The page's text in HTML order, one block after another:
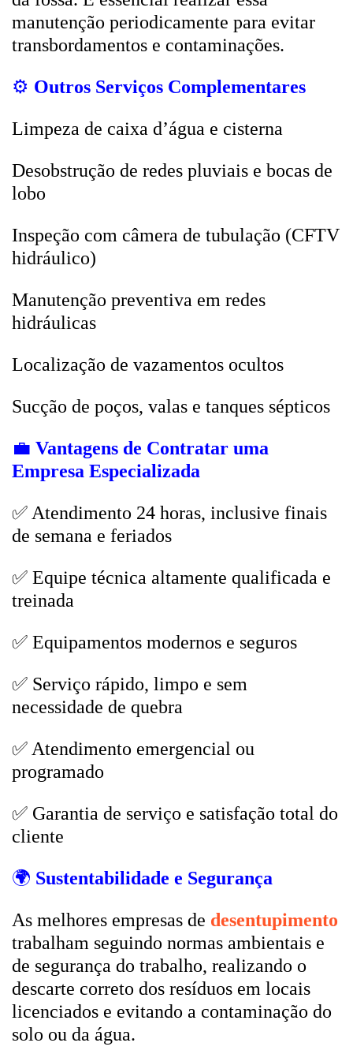
manutenção periodicamente para evitar
transbordamentos e contaminações.
⚙️ Outros Serviços Complementares
Limpeza de caixa d’água e cisterna
Desobstrução de redes pluviais e bocas de
lobo
Inspeção com câmera de tubulação (CFTV
hidráulico)
Manutenção preventiva em redes
hidráulicas
Localização de vazamentos ocultos
Sucção de poços, valas e tanques sépticos
💼 Vantagens de Contratar uma
Empresa Especializada
✅ Atendimento 24 horas, inclusive finais
de semana e feriados
✅ Equipe técnica altamente qualificada e
treinada
✅ Equipamentos modernos e seguros
✅ Serviço rápido, limpo e sem
necessidade de quebra
✅ Atendimento emergencial ou
programado
✅ Garantia de serviço e satisfação total do
cliente
🌍 Sustentabilidade e Segurança
As melhores empresas de desentupimento
trabalham seguindo normas ambientais e
de segurança do trabalho, realizando o
descarte correto dos resíduos em locais
licenciados e evitando a contaminação do
solo ou da água.